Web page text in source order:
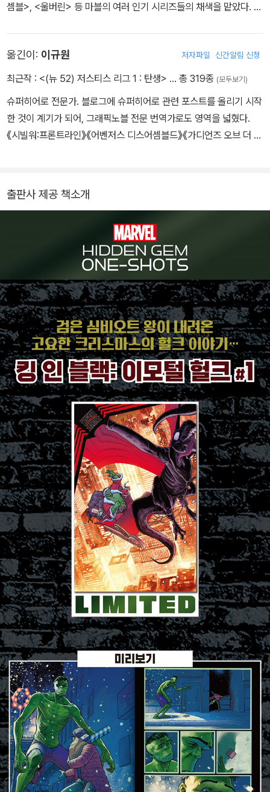
셈블>, <울버린> 등 마블의 여러 인기 시리즈들의 채색을 맡았다. 그
다.
옮긴이: 이규원 저자파일 신간알림 신청
최근작 : <(뉴 52) 저스티스 리그 1 : 탄생> … 총 319종 (모두보기)
슈퍼히어로 전문가. 블로그에 슈퍼히어로 관련 포스트를 올리기 시작
한 것이 계기가 되어, 그래픽노블 전문 번역가로도 영역을 넓혔다.
《시빌워:프론트라인》《어벤저스 디스어셈블드》《가디언즈 오브 더 갤
출판사 제공 책소개